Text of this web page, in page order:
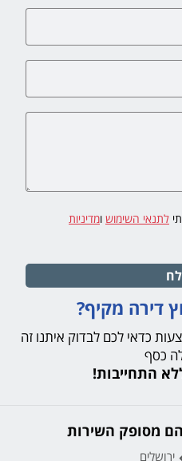
לתנאי השימוש ומדיניות
דירה מקיף?
כדאי לכם לבדוק איתנו זה
כסף
התחייבות!
מסופק השירות
ירושלים